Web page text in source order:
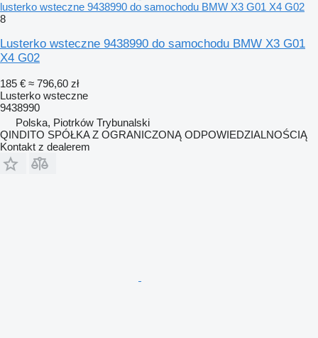
lusterko wsteczne 9438990 do samochodu BMW X3 G01 X4 G02
8
Lusterko wsteczne 9438990 do samochodu BMW X3 G01
X4 G02
185 € ≈ 796,60 zł
Lusterko wsteczne
9438990
Polska, Piotrków Trybunalski
QINDITO SPÓŁKA Z OGRANICZONĄ ODPOWIEDZIALNOŚCIĄ
Kontakt z dealerem